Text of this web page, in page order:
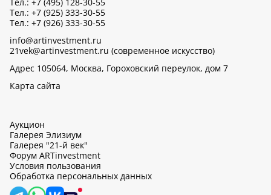
Тел.: +7 (925) 333-30-55
Тел.: +7 (926) 333-30-55
info@artinvestment.ru
21vek@artinvestment.ru (современное искусство)
Адрес 105064, Москва, Гороховский переулок, дом 7
Карта сайта
Аукцион
Галерея Элизиум
Галерея "21-й век"
Форум ARTinvestment
Условия пользования
Обработка персональных данных